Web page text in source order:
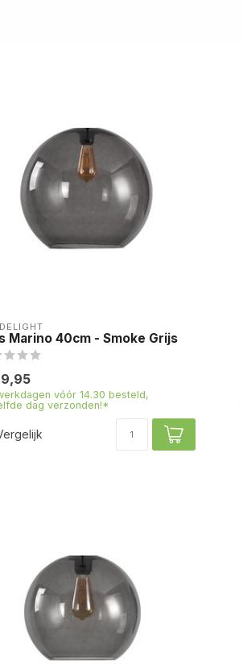
Marino 40cm - Smoke Grijs
vóór 14.30 besteld,
dag verzonden!*